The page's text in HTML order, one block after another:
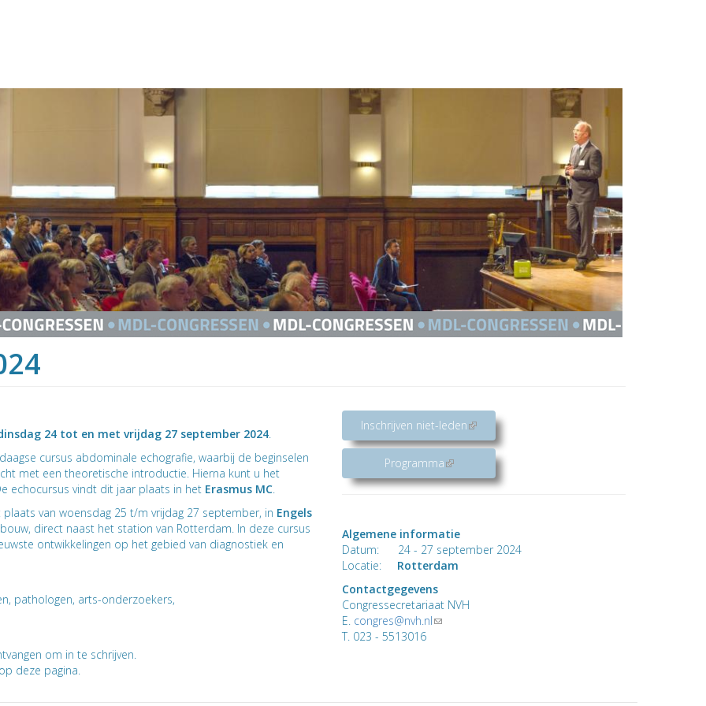
24 tot en met vrijdag 27 september 2024.
cursus abdominale echografie, waarbij de beginselen
met een theoretische introductie. Hierna kunt u het
echocursus vindt dit jaar plaats in het Erasmus MC.
van woensdag 25 t/m vrijdag 27 september, in Engels
direct naast het station van Rotterdam. In deze cursus
ontwikkelingen op het gebied van diagnostiek en
pathologen, arts-onderzoekers,
om in te schrijven.
deze pagina.
Inschrijven niet-leden(link is external)
Programma(link is external)
Algemene informatie
Datum: 24 - 27 september 2024
Locatie: Rotterdam
Contactgegevens
Congressecretariaat NVH
E. congres@nvh.nl(link
T. 023 - 5513016